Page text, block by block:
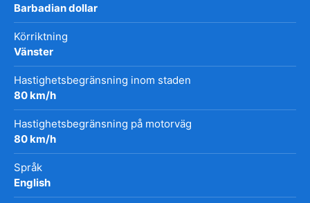
Barbadian dollar
Körriktning
Vänster
Hastighetsbegränsning inom staden
80 km/h
Hastighetsbegränsning på motorväg
80 km/h
Språk
English